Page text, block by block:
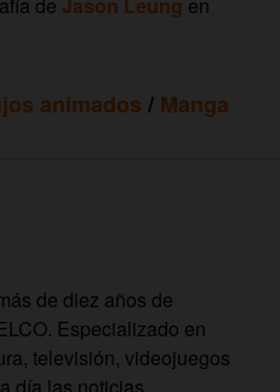
de Jason Leung en
animados / Manga
de diez años de
Especializado en
televisión, videojuegos